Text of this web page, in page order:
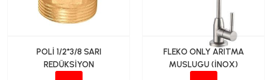
POLİ 1/2*3/8 SARI
REDÜKSİYON
FLEKO ONLY ARITMA
MUSLUGU (İNOX)